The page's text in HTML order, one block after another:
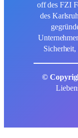
off des FZI
des
©